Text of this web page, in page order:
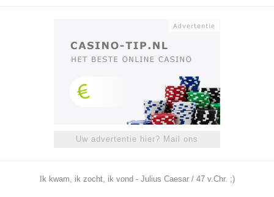
Uw advertentie hier? Mail ons
Ik kwam, ik zocht, ik vond - Julius Caesar / 47 v.Chr. ;)